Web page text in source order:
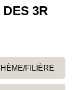
3R
FILIÈRE